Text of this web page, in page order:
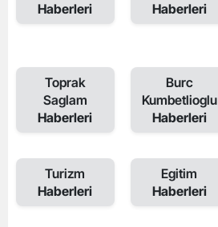
Haberleri
Haberleri
Toprak
Saglam
Haberleri
Burc
Kumbetlioglu
Haberleri
Turizm
Haberleri
Egitim
Haberleri